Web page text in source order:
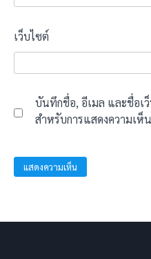
เว็บไซต์
บันทึกชื่อ, อีเมล และชื่อเ
สำหรับการแสดงความเห็